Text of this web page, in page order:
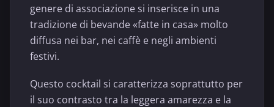
genere di associazione si inserisce in una
tradizione di bevande «fatte in casa» molto
diffusa nei bar, nei caffè e negli ambienti
festivi.
Questo cocktail si caratterizza soprattutto per
il suo contrasto tra la leggera amarezza e la